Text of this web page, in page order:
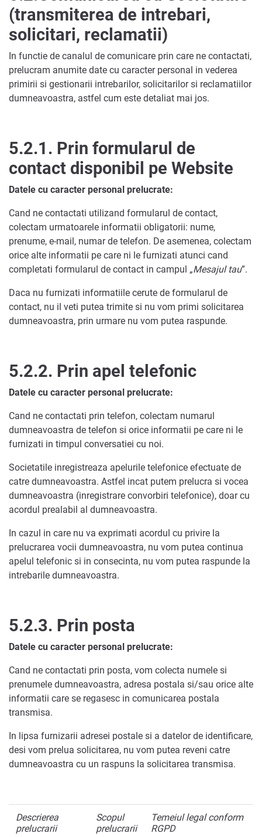
(transmiterea de intrebari,
solicitari, reclamatii)
In functie de canalul de comunicare prin care ne contactati,
prelucram anumite date cu caracter personal in vederea
primirii si gestionarii intrebarilor, solicitarilor si reclamatiilor
dumneavoastra, astfel cum este detaliat mai jos.
5.2.1. Prin formularul de
contact disponibil pe Website
Datele cu caracter personal prelucrate:
Cand ne contactati utilizand formularul de contact,
colectam urmatoarele informatii obligatorii: nume,
prenume, e-mail, numar de telefon. De asemenea, colectam
orice alte informatii pe care ni le furnizati atunci cand
completati formularul de contact in campul „Mesajul tau”.
Daca nu furnizati informatiile cerute de formularul de
contact, nu il veti putea trimite si nu vom primi solicitarea
dumneavoastra, prin urmare nu vom putea raspunde.
5.2.2. Prin apel telefonic
Datele cu caracter personal prelucrate:
Cand ne contactati prin telefon, colectam numarul
dumneavoastra de telefon si orice informatii pe care ni le
furnizati in timpul conversatiei cu noi.
Societatile inregistreaza apelurile telefonice efectuate de
catre dumneavoastra. Astfel incat putem prelucra si vocea
dumneavoastra (inregistrare convorbiri telefonice), doar cu
acordul prealabil al dumneavoastra.
In cazul in care nu va exprimati acordul cu privire la
prelucrarea vocii dumneavoastra, nu vom putea continua
apelul telefonic si in consecinta, nu vom putea raspunde la
intrebarile dumneavoastra.
5.2.3. Prin posta
Datele cu caracter personal prelucrate:
Cand ne contactati prin posta, vom colecta numele si
prenumele dumneavoastra, adresa postala si/sau orice alte
informatii care se regasesc in comunicarea postala
transmisa.
In lipsa furnizarii adresei postale si a datelor de identificare,
desi vom prelua solicitarea, nu vom putea reveni catre
dumneavoastra cu un raspuns la solicitarea transmisa.
Descrierea
prelucrarii
Scopul
prelucrarii
Temeiul legal conform
RGPD